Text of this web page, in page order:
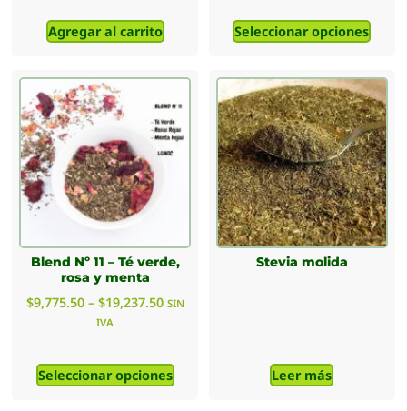
Agregar al carrito Seleccionar opciones
Blend Nº 11 – Té verde,
rosa y menta
$9,775.50 – $19,237.50 SIN
IVA
Seleccionar opciones
Stevia molida
Leer más